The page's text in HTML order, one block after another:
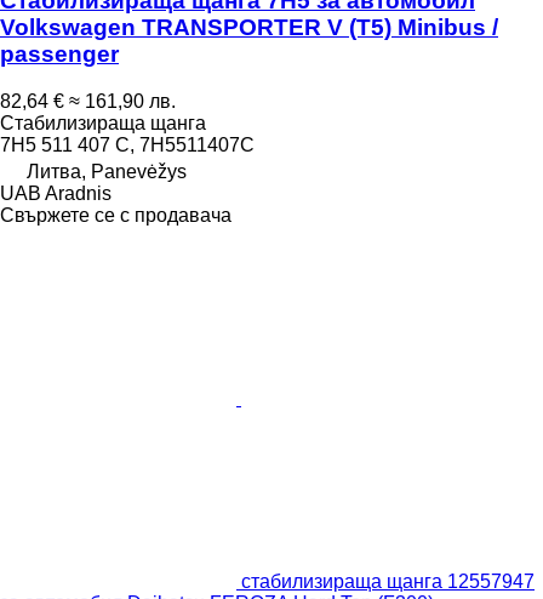
Volkswagen TRANSPORTER V (T5) Minibus /
passenger
82,64 € ≈ 161,90 лв.
Стабилизираща щанга
7H5 511 407 C, 7H5511407C
Литва, Panevėžys
UAB Aradnis
Свържете се с продавача
стабилизираща щанга 12557947